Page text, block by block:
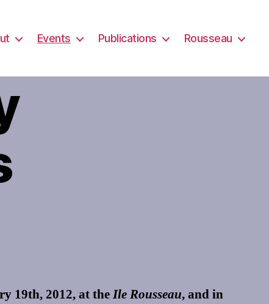
Events Publications Rousseau
19th, 2012, at theIle Rousseau, and in